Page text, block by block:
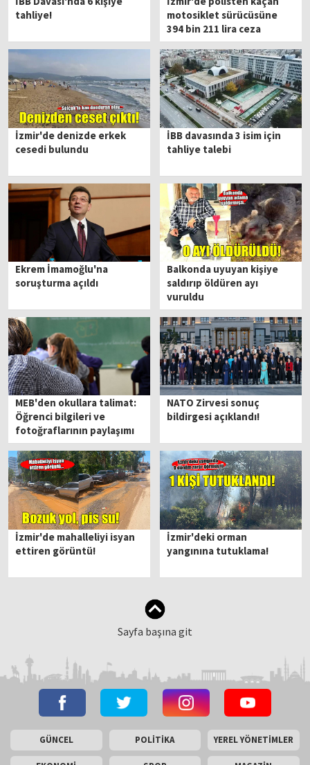
tahliye!
motosiklet sürücüsüne
394 bin 211 lira ceza
İzmir'de denizde erkek
cesedi bulundu
İBB davasında 3 isim için
tahliye talebi
Ekrem İmamoğlu'na
soruşturma açıldı
Balkonda uyuyan kişiye
saldırıp öldüren ayı
vuruldu
MEB'den okullara talimat:
Öğrenci bilgileri ve
fotoğraflarının paylaşımı
tamamen yasaklandı
NATO Zirvesi sonuç
bildirgesi açıklandı!
İzmir'de mahalleliyi isyan
ettiren görüntü!
İzmir'deki orman
yangınına tutuklama!
Sayfa başına git
GÜNCEL POLİTİKA YEREL YÖNETİMLER